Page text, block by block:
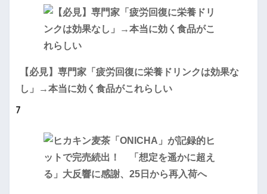
【必見】専門家「疲労回復に栄養ドリンクは効果な
し」→本当に効く食品がこれらしい
7